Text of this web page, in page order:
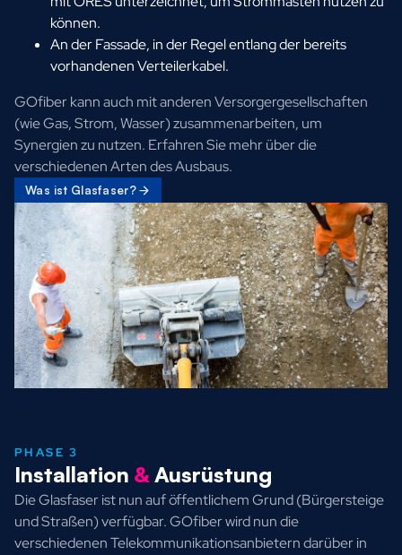
können.
An der Fassade, in der Regel entlang der bereits
vorhandenen Verteilerkabel.
GOfiber kann auch mit anderen Versorgergesellschaften
(wie Gas, Strom, Wasser) zusammenarbeiten, um
Synergien zu nutzen. Erfahren Sie mehr über die
verschiedenen Arten des Ausbaus.
Was ist Glasfaser?
PHASE 3
Installation &Ausrüstung
Die Glasfaser ist nun auf öffentlichem Grund (Bürgersteige
und Straßen) verfügbar. GOfiber wird nun die
verschiedenen Telekommunikationsanbietern darüber in